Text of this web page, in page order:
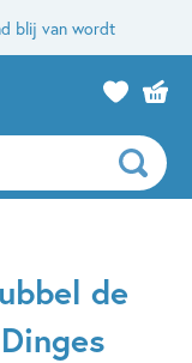
blij van wordt
de